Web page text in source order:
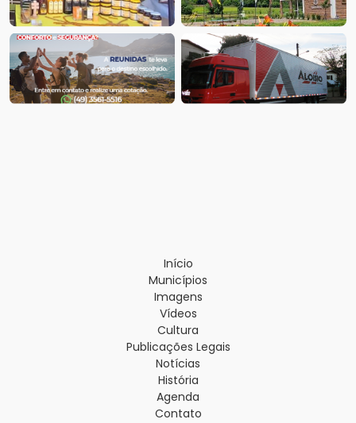
Início
Municípios
Imagens
Vídeos
Cultura
Publicações Legais
Notícias
História
Agenda
Contato